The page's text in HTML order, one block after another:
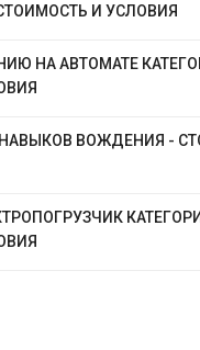
И УСЛОВИЯ
НА АВТОМАТЕ
ВОЖДЕНИЯ -